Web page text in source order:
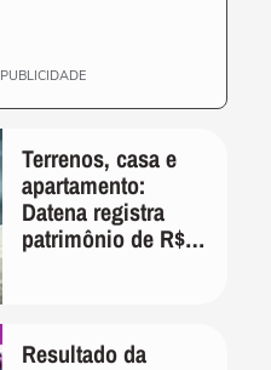
PUBLICIDADE
Terrenos, casa e
apartamento:
Datena registra
patrimônio de R$
por SP
Resultado da